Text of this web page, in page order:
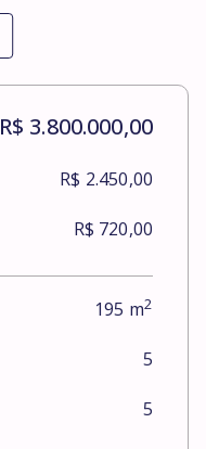
R$ 3.800.000,00
R$ 2.450,00
R$ 720,00
195 m2
5
5